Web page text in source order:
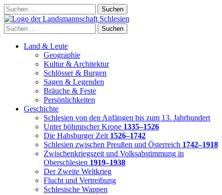
Skip
to
content
Suchen
nach:
Suchen
nach:
Land & Leute
Geographie
Kultur & Architektur
Schlösser & Burgen
Sagen & Legenden
Bräuche & Feste
Persönlichkeiten
Geschichte
Schlesien von den Anfängen bis zum 13. Jahrhundert
Unter böhmischer Krone 1335–1526
Die Habsburger Zeit 1526–1742
Schlesien zwischen Preußen und Österreich 1742–1918
Zwischenkriegszeit und Volksabstimmung in
Oberschlesien 1919–1938
Der Zweite Weltkrieg
Flucht und Vertreibung
Schlesische Wappen